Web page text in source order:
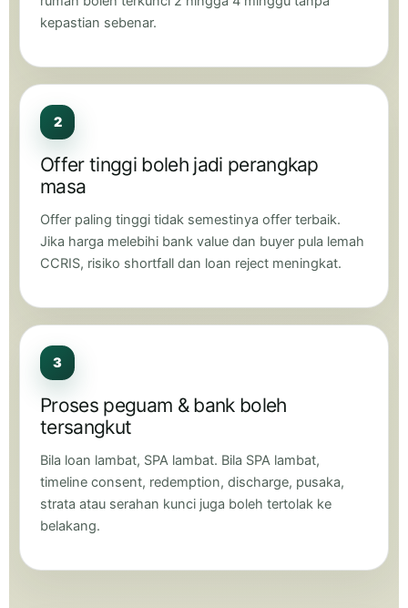
kepastian sebenar.
2
Offer tinggi boleh jadi perangkap
masa
Offer paling tinggi tidak semestinya offer terbaik.
Jika harga melebihi bank value dan buyer pula lemah
CCRIS, risiko shortfall dan loan reject meningkat.
3
Proses peguam & bank boleh
tersangkut
Bila loan lambat, SPA lambat. Bila SPA lambat,
timeline consent, redemption, discharge, pusaka,
strata atau serahan kunci juga boleh tertolak ke
belakang.